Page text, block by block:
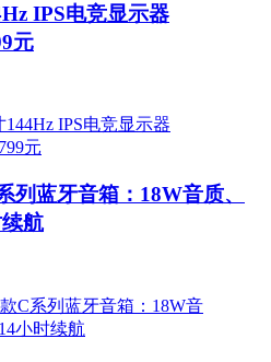
IPS电竞显示器
元
列蓝牙音箱：18W音质、
航